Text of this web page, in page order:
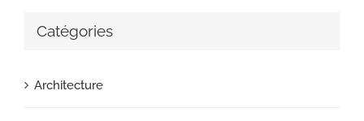
Catégories
Architecture